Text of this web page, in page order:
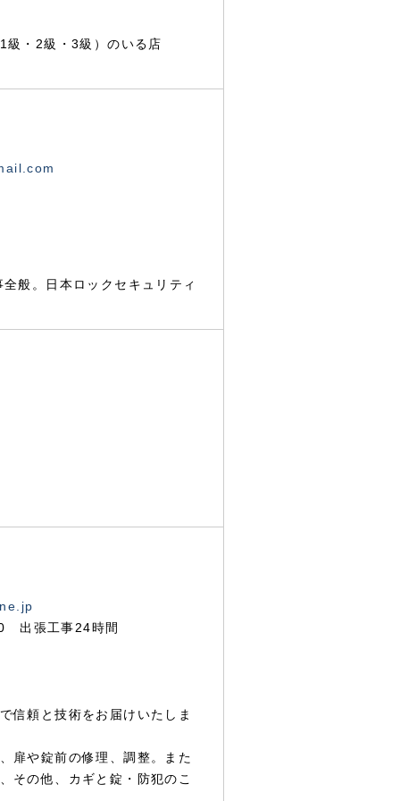
・2級・3級）のいる店
般。日本ロックセキュリティ
出張工事24時間
信頼と技術をお届けいたしま
扉や錠前の修理、調整。また
その他、カギと錠・防犯のこ